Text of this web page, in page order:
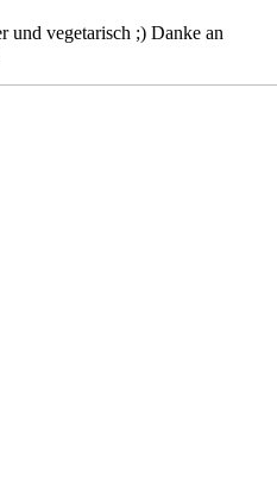
und vegetarisch ;) Danke an